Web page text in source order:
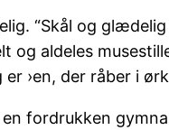
“Skål og
og aldeles
›en, der råber i
fordrukken